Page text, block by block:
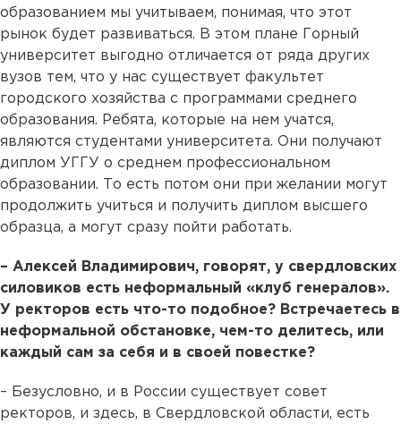
образованием мы учитываем, понимая, что этот
рынок будет развиваться. В этом плане Горный
университет выгодно отличается от ряда других
вузов тем, что у нас существует факультет
городского хозяйства с программами среднего
образования. Ребята, которые на нем учатся,
являются студентами университета. Они получают
диплом УГГУ о среднем профессиональном
образовании. То есть потом они при желании могут
продолжить учиться и получить диплом высшего
образца, а могут сразу пойти работать.
– Алексей Владимирович, говорят, у свердловских
силовиков есть неформальный «клуб генералов».
У ректоров есть что-то подобное? Встречаетесь в
неформальной обстановке, чем-то делитесь, или
каждый сам за себя и в своей повестке?
– Безусловно, и в России существует совет
ректоров, и здесь, в Свердловской области, есть